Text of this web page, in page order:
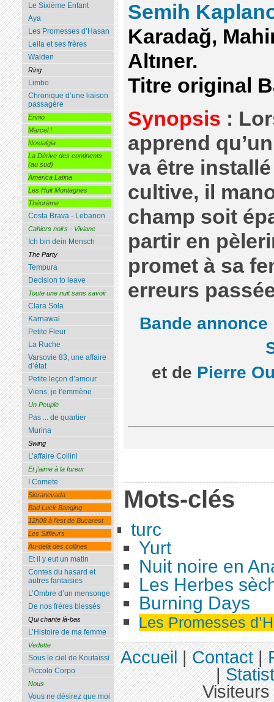
Semih
Karadağ,
Altıner.
Titre original
Synopsis :
apprend
va être
cultive, il
champ soit
partir en
promet à sa
erreurs
Bande annonce
et de Pierre
Mots-clés
turc
Yurt
Nuit noire en
Les Herbes
Burning Days
Les Promesses
Le Sixième Enfant
Aya
Les Promesses d’Hasan
Leila et ses frères
Walden
Ring
Limbo
Chronique d’une liaison
passagère
Ennio
Marcel !
Nostalgia
La Dérive des continents
(au sud)
America Latina
Les Huit Montagnes
Théorème
Costa Brava - Lebanon
Cahiers noirs - Viviane
Ich bin dein Mensch
The Party
Tempura
Decision to leave
Toute une nuit sans savoir
Clara Sola
Karnawal
Petite Fleur
La Ruche
Varsovie 83, une affaire
d’état
Petite leçon d’amour
Viens, je t’emmène
Un Peuple
Pas ... de quartier
Murina
Swing
L’affaire Collini
Et j’aime à la fureur
I Comete
Sieranevada
Bad Luck Banging
12h08 à l’est de Bucarest
Les Siffleurs
Au-delà des collines
Et il y eut un matin
Contes du hasard et
autres fantaisies
L’Ombre d’un mensonge
De nos frères blessés
Qui chante là-bas
L’Histoire de ma femme
Vedette
Sous le ciel de Koutaïssi
Piccolo Corpo
Nous
Vous ne désirez que moi
Accueil|Contact|
|